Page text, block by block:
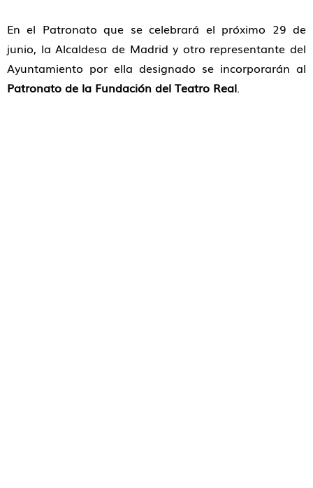
En el Patronato que se celebrará el próximo 29 de
junio, la Alcaldesa de Madrid y otro representante del
Ayuntamiento por ella designado se incorporarán al
Patronato de la Fundación del Teatro Real.